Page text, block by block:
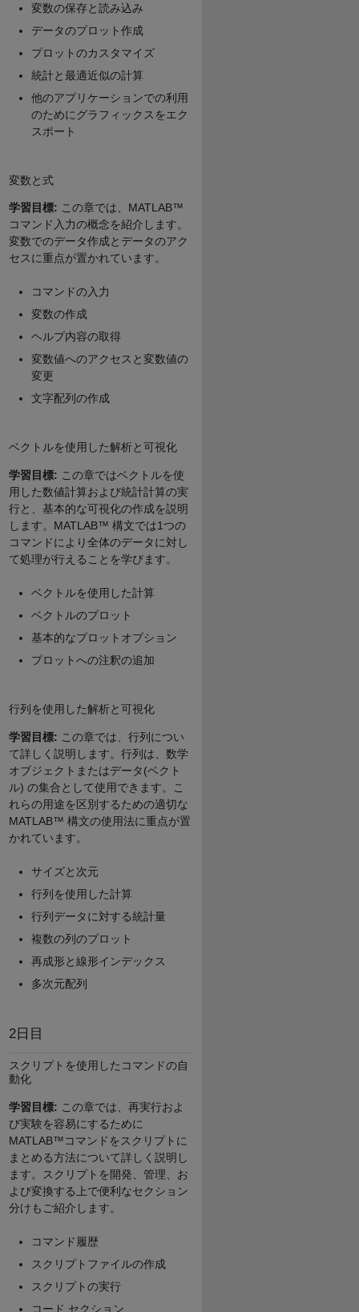
変数の保存と読み込み
データのプロット作成
プロットのカスタマイズ
統計と最適近似の計算
他のアプリケーションでの利用
のためにグラフィックスをエク
スポート
変数と式
学習目標: この章では、MATLAB™
コマンド入力の概念を紹介します。
変数でのデータ作成とデータのアク
セスに重点が置かれています。
コマンドの入力
変数の作成
ヘルプ内容の取得
変数値へのアクセスと変数値の
変更
文字配列の作成
ベクトルを使用した解析と可視化
学習目標: この章ではベクトルを使
用した数値計算および統計計算の実
行と、基本的な可視化の作成を説明
します。MATLAB™ 構文では1つの
コマンドにより全体のデータに対し
て処理が行えることを学びます。
ベクトルを使用した計算
ベクトルのプロット
基本的なプロットオプション
プロットへの注釈の追加
行列を使用した解析と可視化
学習目標: この章では、行列につい
て詳しく説明します。行列は、数学
オブジェクトまたはデータ(ベクト
ル) の集合として使用できます。こ
れらの用途を区別するための適切な
MATLAB™ 構文の使用法に重点が置
かれています。
サイズと次元
行列を使用した計算
行列データに対する統計量
複数の列のプロット
再成形と線形インデックス
多次元配列
2日目
スクリプトを使用したコマンドの自
動化
学習目標: この章では、再実行およ
び実験を容易にするために
MATLAB™コマンドをスクリプトに
まとめる方法について詳しく説明し
ます。スクリプトを開発、管理、お
よび変換する上で便利なセクション
分けもご紹介します。
コマンド履歴
スクリプトファイルの作成
スクリプトの実行
コード セクション